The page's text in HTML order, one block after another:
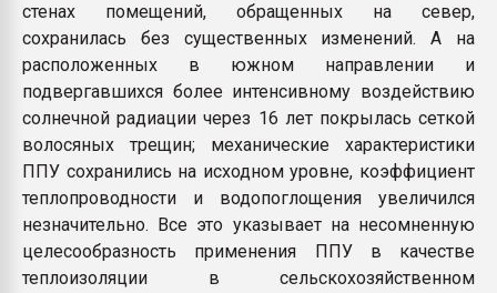
стенах помещений, обращенных на север,
сохранилась без существенных изменений. А на
расположенных в южном направлении и
подвергавшихся более интенсивному воздействию
солнечной радиации через 16 лет покрылась сеткой
волосяных трещин; механические характеристики
ППУ сохранились на исходном уровне, коэффициент
теплопроводности и водопоглощения увеличился
незначительно. Все это указывает на несомненную
целесообразность применения ППУ в качестве
теплоизоляции в сельскохозяйственном